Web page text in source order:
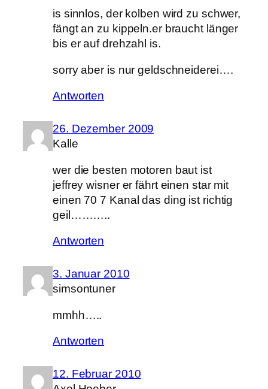
is sinnlos, der kolben wird zu schwer,
fängt an zu kippeln.er braucht länger
bis er auf drehzahl is.
sorry aber is nur geldschneiderei….
Antworten
26. Dezember 2009
Kalle
wer die besten motoren baut ist
jeffrey wisner er fährt einen star mit
einen 70 7 Kanal das ding ist richtig
geil………..
Antworten
3. Januar 2010
simsontuner
mmhh…..
Antworten
12. Februar 2010